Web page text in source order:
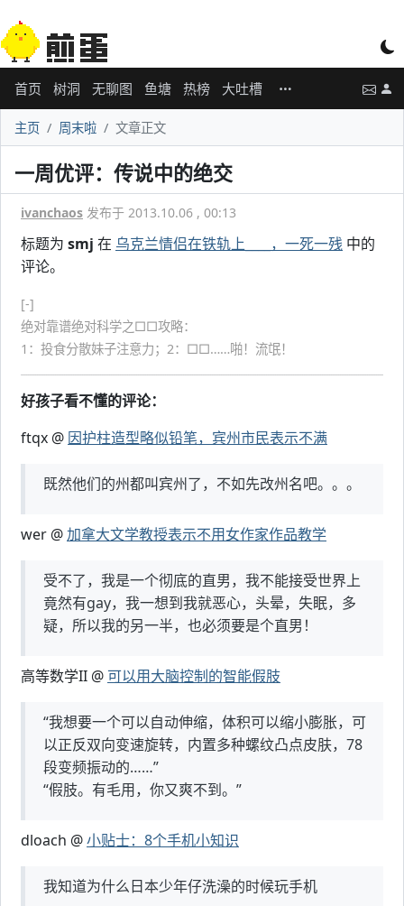
首页 树洞 无聊图 鱼塘 热榜 大吐槽
主页 周末啦 文章正文
一周优评：传说中的绝交
ivanchaos 发布于 2013.10.06 , 00:13
标题为 smj 在 乌克兰情侣在铁轨上____，一死一残 中的
评论。
[-]
绝对靠谱绝对科学之□□攻略：
1：投食分散妹子注意力；2：□□……啪！流氓！
好孩子看不懂的评论：
ftqx @ 因护柱造型略似铅笔，宾州市民表示不满
既然他们的州都叫宾州了，不如先改州名吧。。。
wer @加拿大文学教授表示不用女作家作品教学
受不了，我是一个彻底的直男，我不能接受世界上
竟然有gay，我一想到我就恶心，头晕，失眠，多
疑，所以我的另一半，也必须要是个直男！
高等数学II @ 可以用大脑控制的智能假肢
“我想要一个可以自动伸缩，体积可以缩小膨胀，可
以正反双向变速旋转，内置多种螺纹凸点皮肤，78
段变频振动的……”
“假肢。有毛用，你又爽不到。”
dloach @小贴士：8个手机小知识
我知道为什么日本少年仔洗澡的时候玩手机